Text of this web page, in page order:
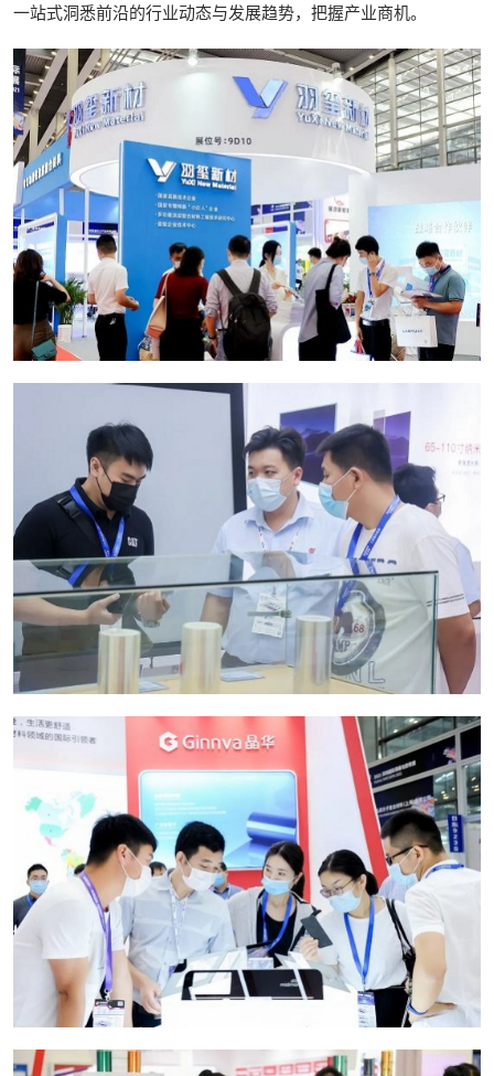
一站式洞悉前沿的行业动态与发展趋势，把握产业商机。